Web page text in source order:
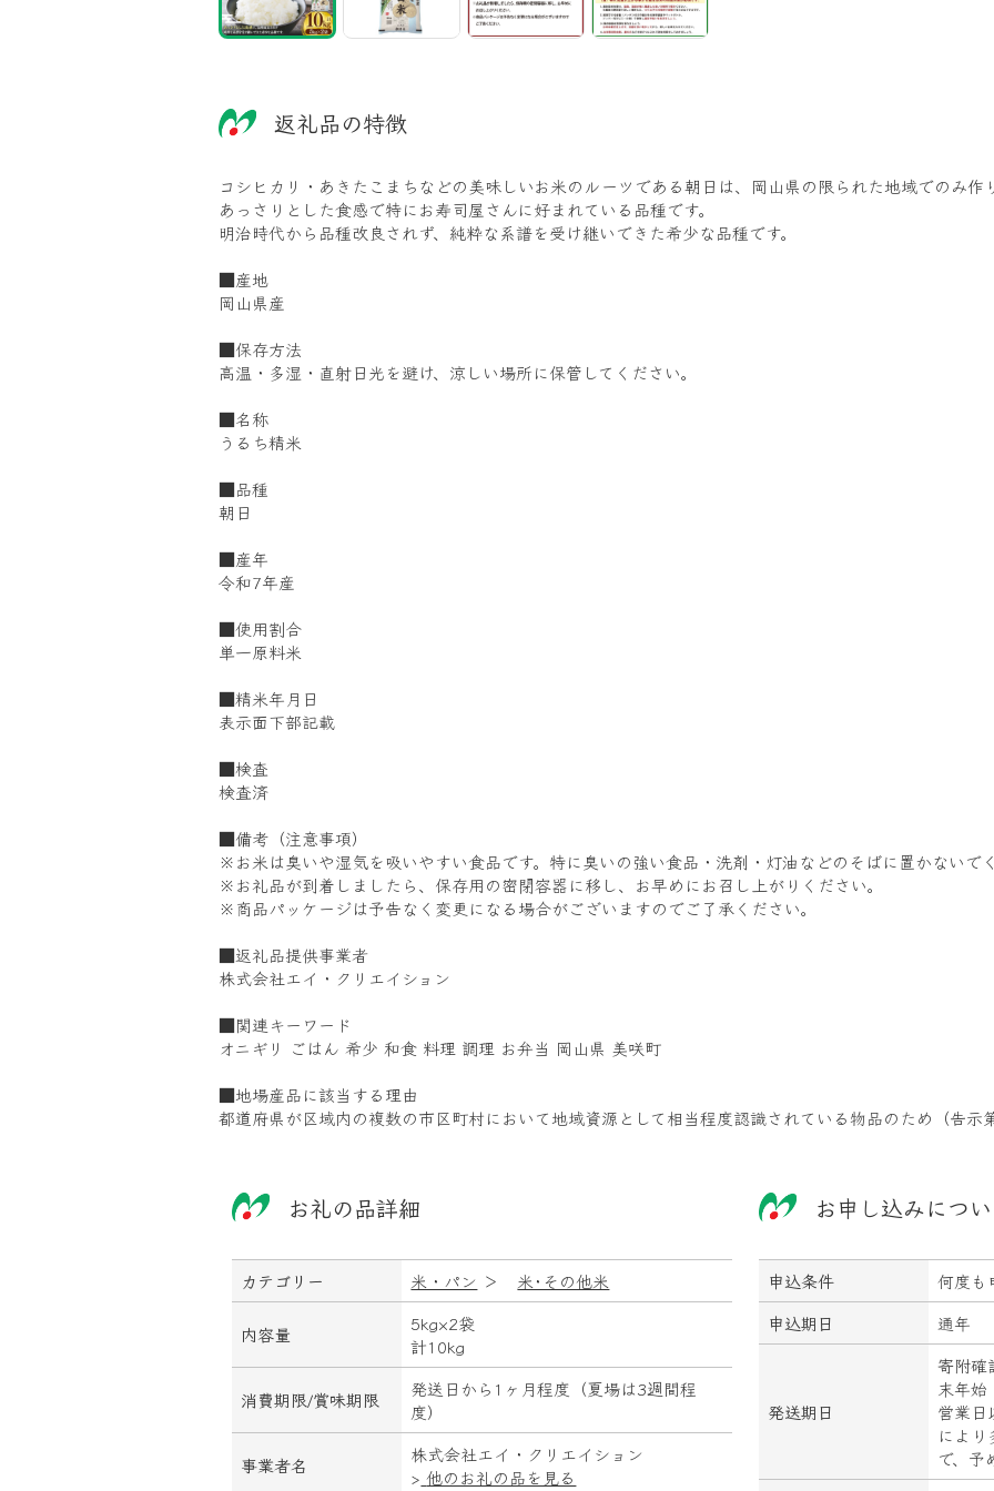
返礼品の特徴
コシヒカリ・あきたこまちなどの美味しいお米のルーツである朝日は、岡山県の限られた地域でのみ作
あっさりとした食感で特にお寿司屋さんに好まれている品種です。
明治時代から品種改良されず、純粋な系譜を受け継いできた希少な品種です。
■産地
岡山県産
■保存方法
高温・多湿・直射日光を避け、涼しい場所に保管してください。
■名称
うるち精米
■品種
朝日
■産年
令和7年産
■使用割合
単一原料米
■精米年月日
表示面下部記載
■検査
検査済
■備考（注意事項）
※お米は臭いや湿気を吸いやすい食品です。特に臭いの強い食品・洗剤・灯油などのそばに置かないでく
※お礼品が到着しましたら、保存用の密閉容器に移し、お早めにお召し上がりください。
※商品パッケージは予告なく変更になる場合がございますのでご了承ください。
■返礼品提供事業者
株式会社エイ・クリエイション
■関連キーワード
オニギリ ごはん 希少 和食 料理 調理 お弁当 岡山県 美咲町
■地場産品に該当する理由
都道府県が区域内の複数の市区町村において地域資源として相当程度認識されている物品のため（告示
お礼の品詳細
カテゴリー 米・パン ＞ 米･その他米
内容量
5kg×2袋
計10kg
消費期限/賞味期限
発送日から1ヶ月程度（夏場は3週間程
度）
事業者名
株式会社エイ・クリエイション
> 他のお礼の品を見る
お申し込みにつ
申込条件
何度も
申込期日
通年
発送期日
寄附確
末年
営業
によ
で、予